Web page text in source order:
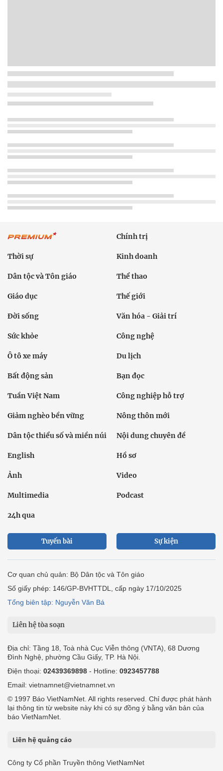
Chính trị
Thời sự Kinh doanh
Dân tộc và Tôn giáo Thể thao
Giáo dục Thế giới
Đời sống Văn hóa - Giải trí
Sức khỏe Công nghệ
Ô tô xe máy Du lịch
Bất động sản Bạn đọc
Tuần Việt Nam Công nghiệp hỗ trợ
Giảm nghèo bền vững Nông thôn mới
Dân tộc thiểu số và miền núi Nội dung chuyên đề
English Hồ sơ
Ảnh Video
Multimedia Podcast
24h qua
Tuyến bài Sự kiện
Cơ quan chủ quản: Bộ Dân tộc và Tôn giáo
Số giấy phép: 146/GP-BVHTTDL, cấp ngày 17/10/2025
Tổng biên tập: Nguyễn Văn Bá
Liên hệ tòa soạn
Địa chỉ: Tầng 18, Toà nhà Cục Viễn thông (VNTA), 68 Dương
Đình Nghệ, phường Cầu Giấy, TP. Hà Nội.
Điện thoại: 02439369898 - Hotline: 0923457788
Email: vietnamnet@vietnamnet.vn
© 1997 Báo VietNamNet. All rights reserved. Chỉ được phát hành
lại thông tin từ website này khi có sự đồng ý bằng văn bản của
báo VietNamNet.
Liên hệ quảng cáo
Công ty Cổ phần Truyền thông VietNamNet